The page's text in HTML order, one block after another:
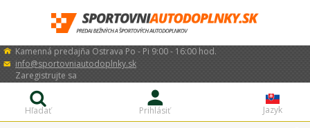
Kamenná predajňa Ostrava Po - Pi 9:00 - 16:00 hod.
info@sportovniautodoplnky.sk
Jazyk
Prihlásiť
Zaregistrujte sa
Hľadať